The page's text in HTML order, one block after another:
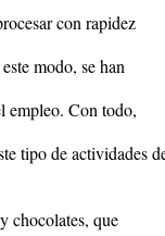
con rapidez
modo, se han
empleo. Con todo,
tipo de actividades
chocolates, que